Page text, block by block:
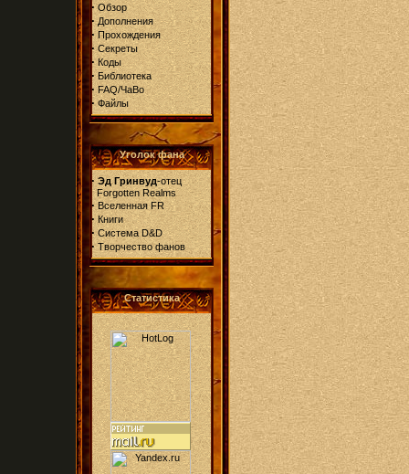
· Обзор
· Дополнения
· Прохождения
· Секреты
· Коды
· Библиотека
· FAQ/ЧаВо
· Файлы
Уголок фана
· Эд Гринвуд-отец
Forgotten Realms
· Вселенная FR
· Книги
· Система D&D
· Творчество фанов
Статистика